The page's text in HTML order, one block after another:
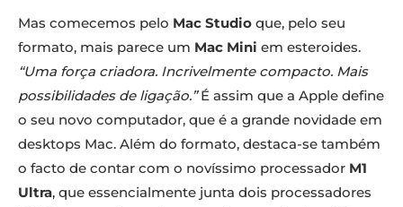
Mas comecemos pelo Mac Studio que, pelo seu
formato, mais parece um Mac Mini em esteroides.
“Uma força criadora. Incrivelmente compacto. Mais
possibilidades de ligação.”É assim que a Apple define
o seu novo computador, que é a grande novidade em
desktops Mac. Além do formato, destaca-se também
o facto de contar com o novíssimo processador M1
Ultra, que essencialmente junta dois processadores